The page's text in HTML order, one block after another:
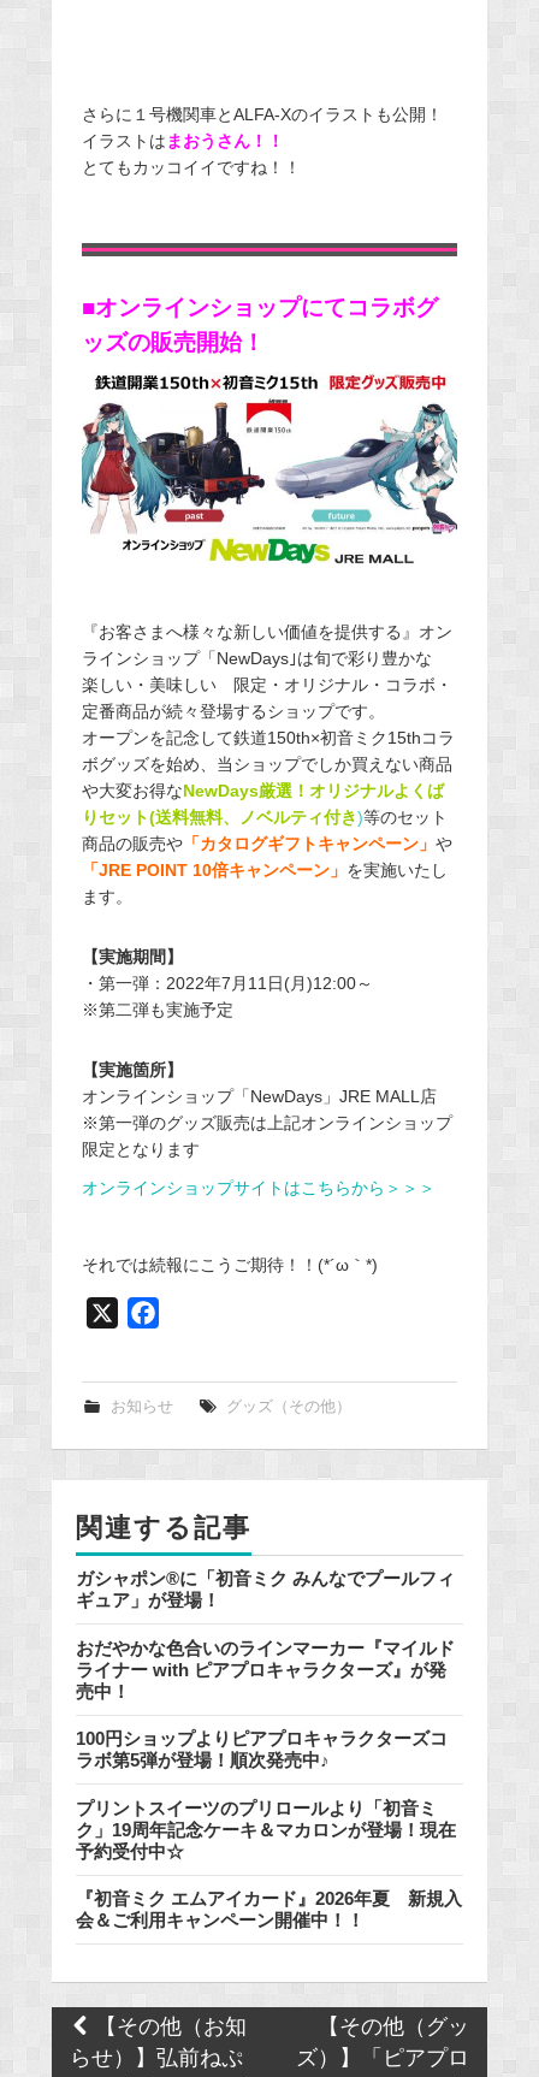
さらに１号機関車とALFA-Xのイラストも公開！
イラストは まおう さん！！
とてもカッコイイですね！！
■オンラインショップにてコラボグ
ッズの販売開始！
『お客さまへ様々な新しい価値を提供する』オン
ラインショップ「NewDays｣は旬で彩り豊かな
楽しい・美味しい 限定・オリジナル・コラボ・
定番商品が続々登場するショップです。
オープンを記念して鉄道150th×初音ミク15thコラ
ボグッズを始め、当ショップでしか買えない商品
や大変お得なNewDays厳選！オリジナルよくば
りセット(送料無料、ノベルティ付き)等のセット
商品の販売や「カタログギフトキャンペーン」 や
「JRE POINT 10倍キャンペーン」 を実施いたし
ます。
【実施期間】
・第一弾：2022年7月11日(月)12:00～
※第二弾も実施予定
【実施箇所】
オンラインショップ「NewDays」JRE MALL店
※第一弾のグッズ販売は上記オンラインショップ
限定となります
オンラインショップサイトはこちらから＞＞＞
それでは続報にこうご期待！！(*´ω｀*)
e
k
お知らせ グッズ（その他）
関連する記事
ガシャポン®に「初音ミク みんなでプールフィ
ギュア」が登場！
おだやかな色合いのラインマーカー『マイルド
ライナー with ピアプロキャラクターズ』が発
売中！
100円ショップよりピアプロキャラクターズコ
ラボ第5弾が登場！順次発売中♪
プリントスイーツのプリロールより「初音ミ
ク」19周年記念ケーキ＆マカロンが登場！現在
予約受付中☆
『初音ミク エムアイカード』2026年夏 新規入
会＆ご利用キャンペーン開催中！！
Post
navigation
【その他（お知
らせ）】弘前ねぷ
【その他（グッ
ズ）】「ピアプロ